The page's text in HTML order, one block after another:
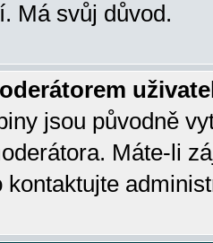
Má svůj důvod.
jsou původně
Máte-li
kontaktujte